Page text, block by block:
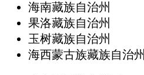
海南藏族自治州
果洛藏族自治州
玉树藏族自治州
海西蒙古族藏族自治州